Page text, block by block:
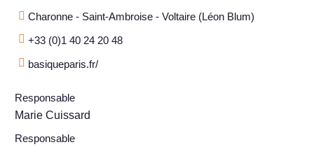
Charonne - Saint-Ambroise - Voltaire (Léon Blum)
+33 (0)1 40 24 20 48
basiqueparis.fr/
Responsable
Marie Cuissard
Responsable